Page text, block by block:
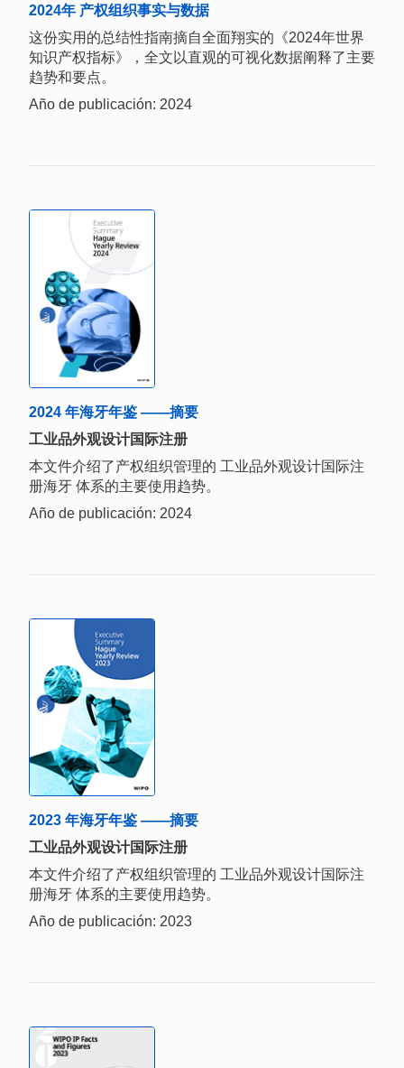
2024年 产权组织事实与数据
这份实用的总结性指南摘自全面翔实的《2024年世界
知识产权指标》，全文以直观的可视化数据阐释了主要
趋势和要点。
Año de publicación: 2024
2024 年海牙年鉴 ——摘要
工业品外观设计国际注册
本文件介绍了产权组织管理的 工业品外观设计国际注
册海牙 体系的主要使用趋势。
Año de publicación: 2024
2023 年海牙年鉴 ——摘要
工业品外观设计国际注册
本文件介绍了产权组织管理的 工业品外观设计国际注
册海牙 体系的主要使用趋势。
Año de publicación: 2023